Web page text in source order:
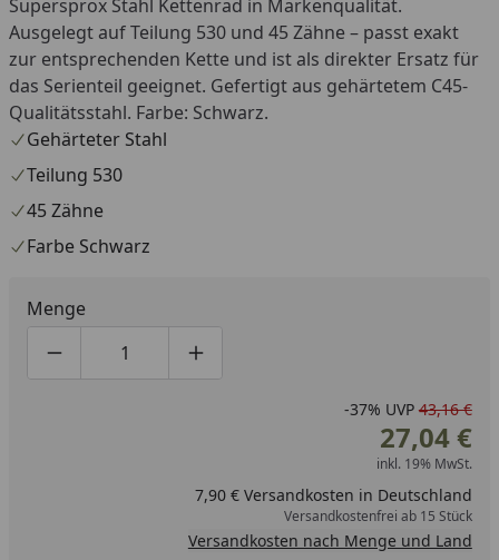
Supersprox Stahl Kettenrad in Markenqualität.
Ausgelegt auf Teilung 530 und 45 Zähne – passt exakt
zur entsprechenden Kette und ist als direkter Ersatz für
das Serienteil geeignet. Gefertigt aus gehärtetem C45-
Qualitätsstahl. Farbe: Schwarz.
Gehärteter Stahl
Teilung 530
45 Zähne
Farbe Schwarz
Menge
Produktmenge um eins verringern
Produktmenge manuell eingeben
Produktmenge um eins erhöhen
-37% UVP 43,16 €
27,04 €
inkl. 19% MwSt.
7,90 € Versandkosten in Deutschland
Versandkostenfrei ab 15 Stück
Versandkosten nach Menge und Land